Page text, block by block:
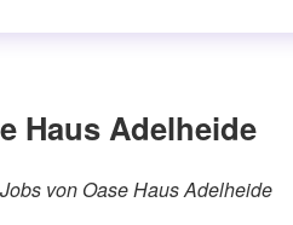
Haus Adelheide
von Oase Haus Adelheide